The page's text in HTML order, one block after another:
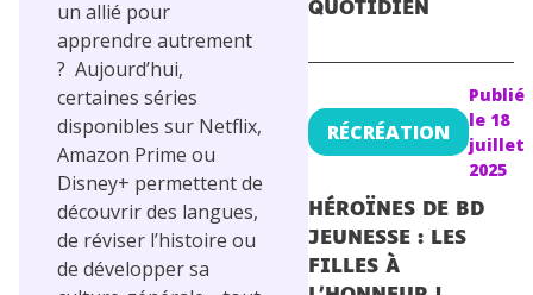
un allié pour
apprendre autrement
? Aujourd’hui,
certaines séries
disponibles sur Netflix,
Amazon Prime ou
Disney+ permettent de
découvrir des langues,
de réviser l’histoire ou
de développer sa
QUOTIDIEN
HÉROÏNES DE BD
JEUNESSE : LES
FILLES À
RÉCRÉATION
Publié
le 18
juillet
2025